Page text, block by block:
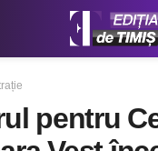
pentru